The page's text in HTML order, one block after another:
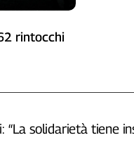
rintocchi
“La solidarietà tiene